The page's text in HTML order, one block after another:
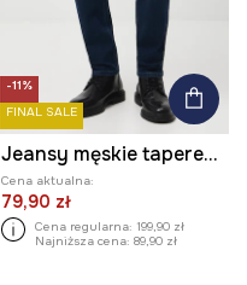
-11%
FINAL SALE
Jeansy męskie tapered z efektem sprania
Cena aktualna:
79,90 zł
Cena regularna: 199,90 zł
Najniższa cena: 89,90 zł